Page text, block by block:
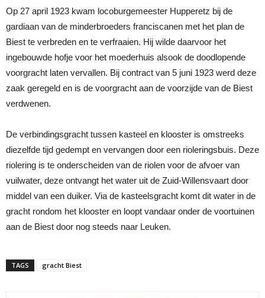
Op 27 april 1923 kwam locoburgemeester Hupperetz bij de
gardiaan van de minderbroeders franciscanen met het plan de
Biest te verbreden en te verfraaien. Hij wilde daarvoor het
ingebouwde hofje voor het moederhuis alsook de doodlopende
voorgracht laten vervallen. Bij contract van 5 juni 1923 werd deze
zaak geregeld en is de voorgracht aan de voorzijde van de Biest
verdwenen.
De verbindingsgracht tussen kasteel en klooster is omstreeks
diezelfde tijd gedempt en vervangen door een rioleringsbuis. Deze
riolering is te onderscheiden van de riolen voor de afvoer van
vuilwater, deze ontvangt het water uit de Zuid-Willensvaart door
middel van een duiker. Via de kasteelsgracht komt dit water in de
gracht rondom het klooster en loopt vandaar onder de voortuinen
aan de Biest door nog steeds naar Leuken.
TAGS gracht Biest